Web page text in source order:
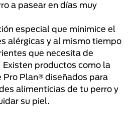
a pasear en días muy
especial que minimice el
alérgicas y al mismo tiempo
que necesita de
Existen productos como la
Plan® diseñados para
alimenticias de tu perro y
su piel.